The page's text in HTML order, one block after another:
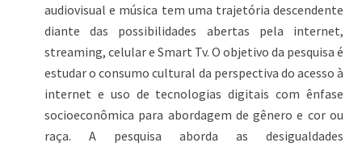
audiovisual e música tem uma trajetória descendente
diante das possibilidades abertas pela internet,
streaming, celular e Smart Tv. O objetivo da pesquisa é
estudar o consumo cultural da perspectiva do acesso à
internet e uso de tecnologias digitais com ênfase
socioeconômica para abordagem de gênero e cor ou
raça. A pesquisa aborda as desigualdades